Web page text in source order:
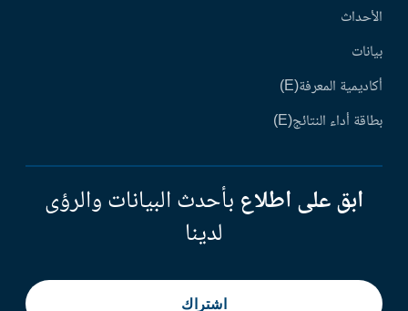
الأحداث
بيانات
أكاديمية المعرفة(E)
بطاقة أداء النتائج(E)
ابق على اطلاع بأحدث البيانات والرؤى
لدينا
اشتراك